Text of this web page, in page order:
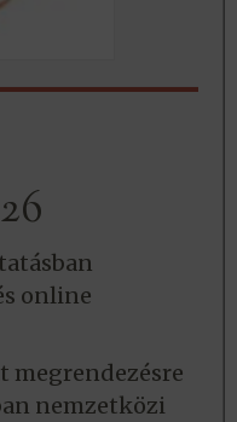
online
megrendezésre
nemzetközi